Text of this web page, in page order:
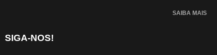
SAIBA MAIS
SIGA-NOS!